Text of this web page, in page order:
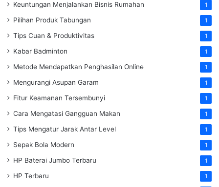
Keuntungan Menjalankan Bisnis Rumahan 1
Pilihan Produk Tabungan 1
Tips Cuan & Produktivitas 1
Kabar Badminton 1
Metode Mendapatkan Penghasilan Online 1
Mengurangi Asupan Garam 1
Fitur Keamanan Tersembunyi 1
Cara Mengatasi Gangguan Makan 1
Tips Mengatur Jarak Antar Level 1
Sepak Bola Modern 1
HP Baterai Jumbo Terbaru 1
HP Terbaru 1